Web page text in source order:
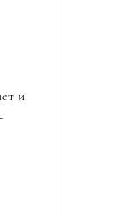
и